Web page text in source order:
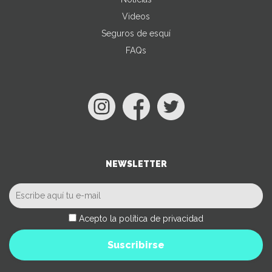
Videos
Seguros de esquí
FAQs
NEWSLETTER
Acepto la política de privacidad
Suscribirse